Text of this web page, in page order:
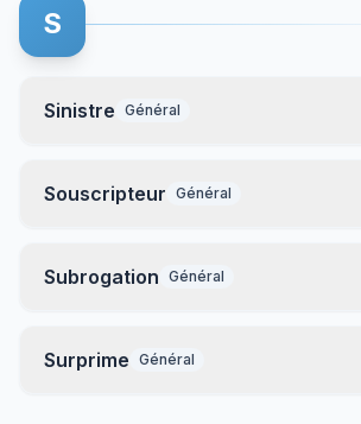
S
Sinistre Général
Souscripteur Général
Subrogation Général
Surprime Général